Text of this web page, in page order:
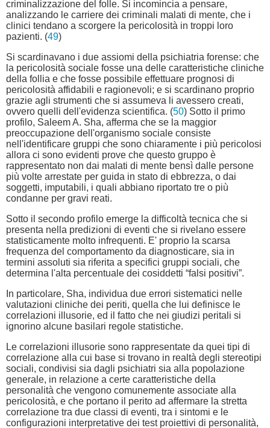
criminalizzazione del folle. Si incomincia a pensare,
analizzando le carriere dei criminali malati di mente, che i
clinici tendano a scorgere la pericolosità in troppi loro
pazienti. (49)
Si scardinavano i due assiomi della psichiatria forense: che
la pericolosità sociale fosse una delle caratteristiche cliniche
della follia e che fosse possibile effettuare prognosi di
pericolosità affidabili e ragionevoli; e si scardinano proprio
grazie agli strumenti che si assumeva li avessero creati,
ovvero quelli dell'evidenza scientifica. (50) Sotto il primo
profilo, Saleem A. Sha, afferma che se la maggior
preoccupazione dell'organismo sociale consiste
nell'identificare gruppi che sono chiaramente i più pericolosi
allora ci sono evidenti prove che questo gruppo è
rappresentato non dai malati di mente bensì dalle persone
più volte arrestate per guida in stato di ebbrezza, o dai
soggetti, imputabili, i quali abbiano riportato tre o più
condanne per gravi reati.
Sotto il secondo profilo emerge la difficoltà tecnica che si
presenta nella predizioni di eventi che si rivelano essere
statisticamente molto infrequenti. E' proprio la scarsa
frequenza del comportamento da diagnosticare, sia in
termini assoluti sia riferita a specifici gruppi sociali, che
determina l'alta percentuale dei cosiddetti “falsi positivi”.
In particolare, Sha, individua due errori sistematici nelle
valutazioni cliniche dei periti, quella che lui definisce le
correlazioni illusorie, ed il fatto che nei giudizi peritali si
ignorino alcune basilari regole statistiche.
Le correlazioni illusorie sono rappresentate da quei tipi di
correlazione alla cui base si trovano in realtà degli stereotipi
sociali, condivisi sia dagli psichiatri sia alla popolazione
generale, in relazione a certe caratteristiche della
personalità che vengono comunemente associate alla
pericolosità, e che portano il perito ad affermare la stretta
correlazione tra due classi di eventi, tra i sintomi e le
configurazioni interpretative dei test proiettivi di personalità,